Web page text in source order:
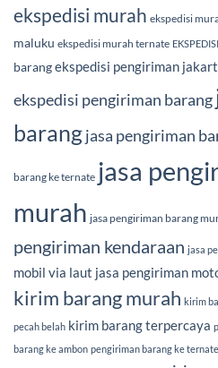
ekspedisi murah ekspedisi
maluku ekspedisi murah ternate
barangekspedisi pengiriman
ekspedisi pengiriman barang
barangjasa pengiriman
barang ke ternate jasa
murah jasa pengiriman barang
pengiriman kendaraan jasa
mobil via laut jasa pengiriman
kirim barang murah kirim
pecah belah kirim barang terpercaya
barang ke ambon pengiriman barang ke ternate